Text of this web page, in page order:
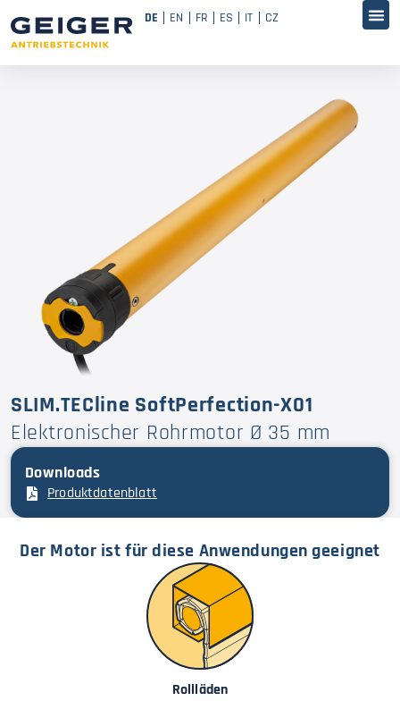
DE EN FR ES IT CZ
SLIM.TECline SoftPerfection-X01
Elektronischer Rohrmotor Ø 35 mm
Downloads
Produktdatenblatt
Der Motor ist für diese Anwendungen geeignet
Rollläden